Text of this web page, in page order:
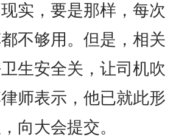
实，要是那样，每次
不够用。但是，相关
生安全关，让司机吹
师表示，他已就此形
向大会提交。